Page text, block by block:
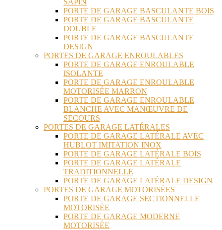
SAPIN
PORTE DE GARAGE BASCULANTE BOIS
PORTE DE GARAGE BASCULANTE
DOUBLE
PORTE DE GARAGE BASCULANTE
DESIGN
PORTES DE GARAGE ENROULABLES
PORTE DE GARAGE ENROULABLE
ISOLANTE
PORTE DE GARAGE ENROULABLE
MOTORISÉE MARRON
PORTE DE GARAGE ENROULABLE
BLANCHE AVEC MANŒUVRE DE
SECOURS
PORTES DE GARAGE LATÉRALES
PORTE DE GARAGE LATÉRALE AVEC
HUBLOT IMITATION INOX
PORTE DE GARAGE LATÉRALE BOIS
PORTE DE GARAGE LATÉRALE
TRADITIONNELLE
PORTE DE GARAGE LATÉRALE DESIGN
PORTES DE GARAGE MOTORISÉES
PORTE DE GARAGE SECTIONNELLE
MOTORISÉE
PORTE DE GARAGE MODERNE
MOTORISÉE